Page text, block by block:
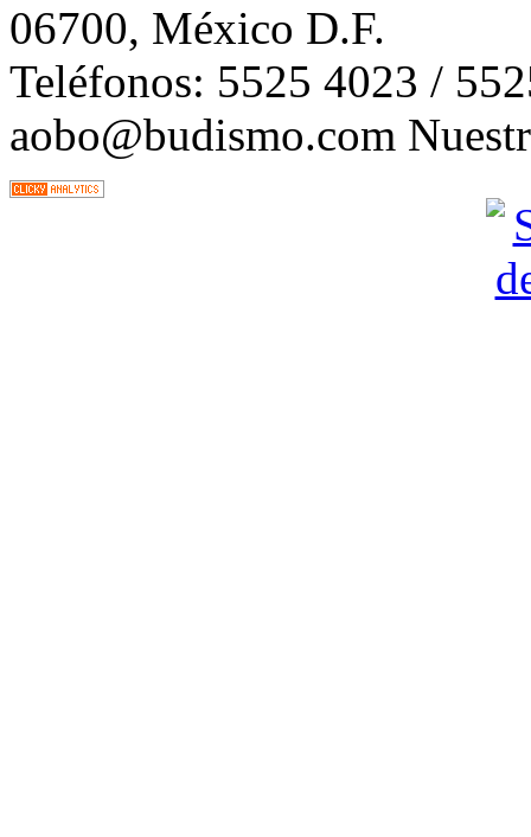
06700, México D.F.
Teléfonos: 5525 4023 /
aobo@budismo.com